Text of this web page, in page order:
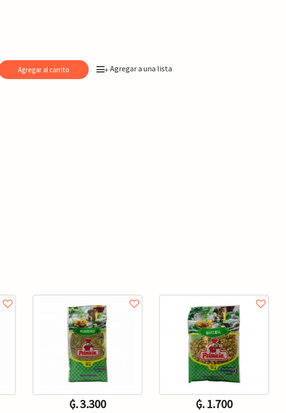
Agregar al carrito +Agregar a una lista
₲. 3.300 ₲. 1.700